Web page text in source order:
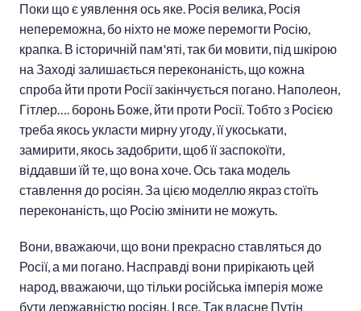
Поки що є уявлення ось яке. Росія велика, Росія
непереможна, бо ніхто не може перемогти Росію,
крапка. В історичній пам'яті, так би мовити, під шкірою
на Заході залишається переконаність, що кожна
спроба йти проти Росії закінчується погано. Наполеон,
Гітлер…. боронь Боже, йти проти Росії. Тобто з Росією
треба якось укласти мирну угоду, її укоськати,
замирити, якось задобрити, щоб її заспокоїти,
віддавши їй те, що вона хоче. Ось така модель
ставлення до росіян. За цією моделлю якраз стоїть
переконаність, що Росію змінити не можуть.
Вони, вважаючи, що вони прекрасно ставляться до
Росії, а ми погано. Насправді вони прирікають цей
народ, вважаючи, що тільки російська імперія може
бути державністю росіян. І все. Так власне Путін